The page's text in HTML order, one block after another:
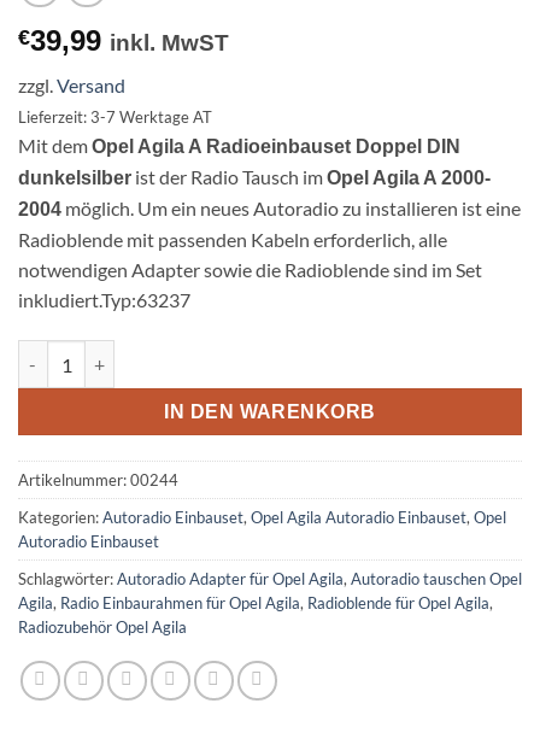
€39,99 inkl. MwST
zzgl.Versand
Lieferzeit: 3-7 Werktage AT
Mit demOpel Agila A Radioeinbauset Doppel DIN
dunkelsilber ist der Radio Tausch imOpel Agila A 2000-
2004 möglich. Um ein neues Autoradio zu installieren ist eine
Radioblende mit passenden Kabeln erforderlich, alle
notwendigen Adapter sowie die Radioblende sind im Set
inkludiert.Typ:63237
IN DEN WARENKORB
Artikelnummer:00244
Kategorien:Autoradio Einbauset, Opel Agila Autoradio Einbauset, Opel
Autoradio Einbauset
Schlagwörter:Autoradio Adapter für Opel Agila, Autoradio tauschen Opel
Agila, Radio Einbaurahmen für Opel Agila, Radioblende für Opel Agila,
Radiozubehör Opel Agila